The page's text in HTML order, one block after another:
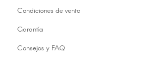
Condiciones de venta
Garantía
Consejos y FAQ